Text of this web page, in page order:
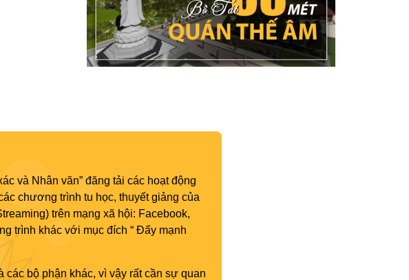
và Nhân văn” đăng tải các hoạt động
chương trình tu học, thuyết giảng của
trên mạng xã hội: Facebook,
trình khác với mục đích “ Đẩy mạnh
bộ phận khác, vì vậy rất cần sự quan